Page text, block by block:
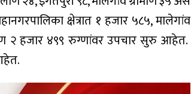
क्षेत्रात १ हजार ५८५, मालेगांव
२ हजार ४९९ रुग्णांवर उपचार सुरु आहेत.